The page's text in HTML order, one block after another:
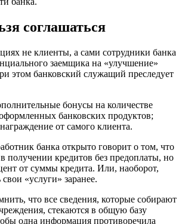
соглашаться
не клиенты, а сами сотрудники банка
заемщика на «улучшение»
этом банковский служащий преследует
бонусы на количестве
банковских продуктов;
от самого клиента.
банка открыто говорит о том, что
получении кредитов без предоплаты, но
от суммы кредита. Или, наоборот,
«услуги» заранее.
что все сведения, которые собирают
стекаются в общую базу
одна информация противоречила